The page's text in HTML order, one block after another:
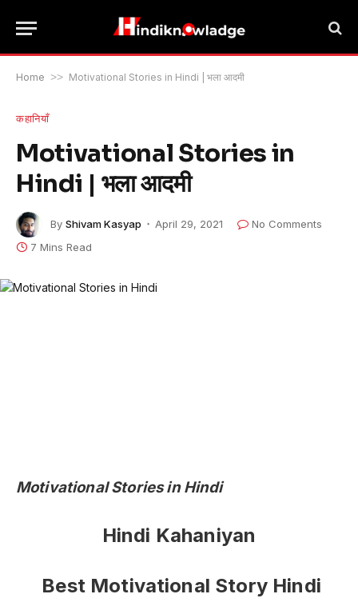
Home >> Motivational Stories in Hindi | भला आदमी
कहानियाँ
Motivational Stories in
Hindi | भला आदमी
By Shivam Kasyap April 29, 2021
No Comments
7 Mins Read
Motivational Stories in Hindi
Hindi Kahaniyan
Best Motivational Story Hindi